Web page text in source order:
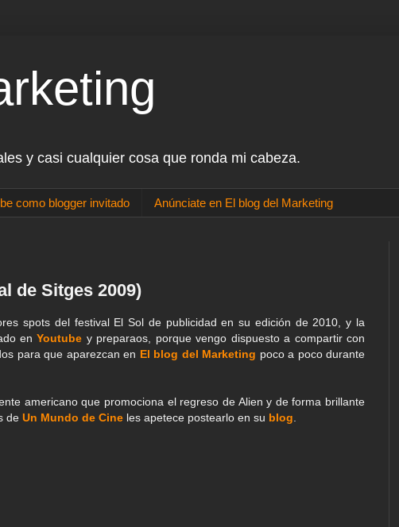
y casi cualquier cosa que ronda mi cabeza.
como blogger invitado Anúnciate en El blog del Marketing
de Sitges 2009)
spots del festival El Sol de publicidad en su edición de 2010, y la
enYoutube y preparaos, porque vengo dispuesto a compartir con
para que aparezcan en El blog del Marketing poco a poco durante
americano que promociona el regreso de Alien y de forma brillante
de Un Mundo de Cine les apetece postearlo en su blog